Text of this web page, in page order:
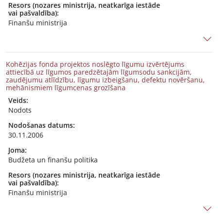
Resors (nozares ministrija, neatkarīga iestāde
vai pašvaldība):
Finanšu ministrija
Kohēzijas fonda projektos noslēgto līgumu izvērtējums
attiecībā uz līgumos paredzētajām līgumsodu sankcijām,
zaudējumu atlīdzību, līgumu izbeigšanu, defektu novēršanu,
mehānismiem līgumcenas grozīšana
Veids:
Nodots
Nodošanas datums:
30.11.2006
Joma:
Budžeta un finanšu politika
Resors (nozares ministrija, neatkarīga iestāde
vai pašvaldība):
Finanšu ministrija